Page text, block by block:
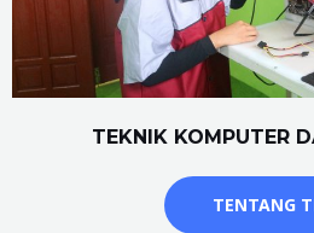
TEKNIK KOMPUTER
TENTANG